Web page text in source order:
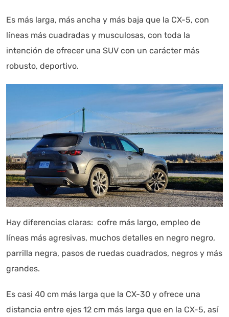
Es más larga, más ancha y más baja que la CX-5, con
líneas más cuadradas y musculosas, con toda la
intención de ofrecer una SUV con un carácter más
robusto, deportivo.
Hay diferencias claras: cofre más largo, empleo de
líneas más agresivas, muchos detalles en negro negro,
parrilla negra, pasos de ruedas cuadrados, negros y más
grandes.
Es casi 40 cm más larga que la CX-30 y ofrece una
distancia entre ejes 12 cm más larga que en la CX-5, así
Autoanalítica IA Agente Inteligente